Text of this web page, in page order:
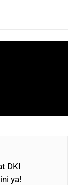
DKI
ya!